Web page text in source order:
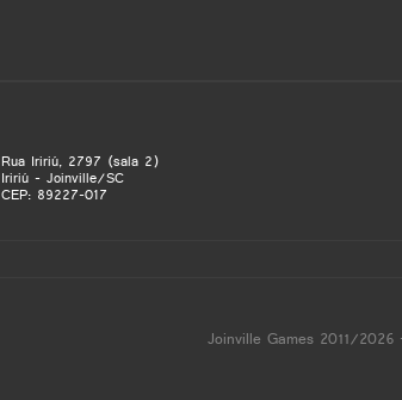
Rua Iririú, 2797 (sala 2)
Iririú - Joinville/SC
CEP: 89227-017
Joinville Games 2011/